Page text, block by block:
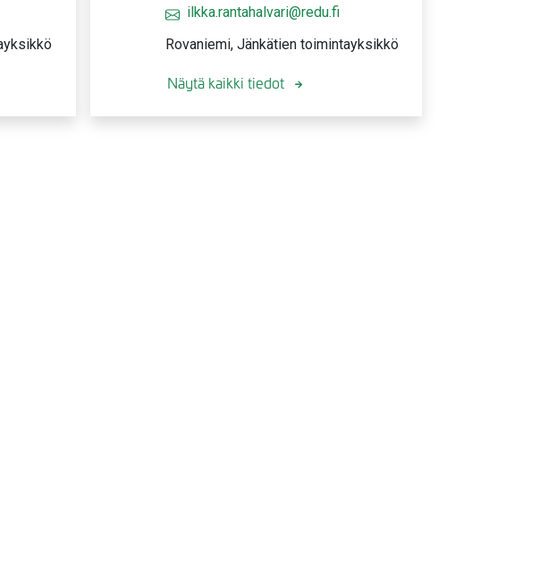
ilkka.rantahalvari@redu.fi
Rovaniemi, Jänkätien toimintayksikkö
Näytä kaikki tiedot